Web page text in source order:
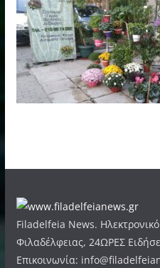
Filadelfeia News.
Φιλαδέλφειας, 24ΩΡΕΣ
Επικοινωνία: